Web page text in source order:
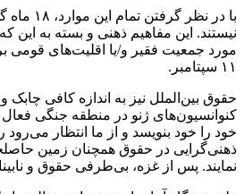
با در
نیستند. این مفاهیم ذهنی و بسته به
مورد جمعیت فقیر و/یا اقلیت‌های قومی
۱۱ سپتامبر.
حقوق بین‌الملل نیز به اندازه کافی
کنوانسیون‌های ژنو در منطقه جنگی فعال
خود را خود بنویسد و از ما انتظار
ذهنی‌گرایی در حقوق همچنان زمین
نمایند. پس از غزه، بی‌طرفی حقوق و